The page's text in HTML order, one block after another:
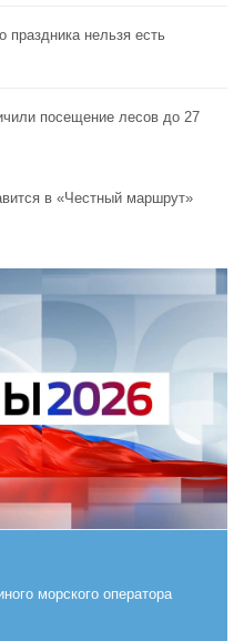
праздника нельзя есть
посещение лесов до 27
в «Честный маршрут»
морского оператора